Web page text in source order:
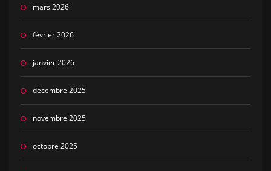
mars 2026
février 2026
janvier 2026
décembre 2025
novembre 2025
octobre 2025